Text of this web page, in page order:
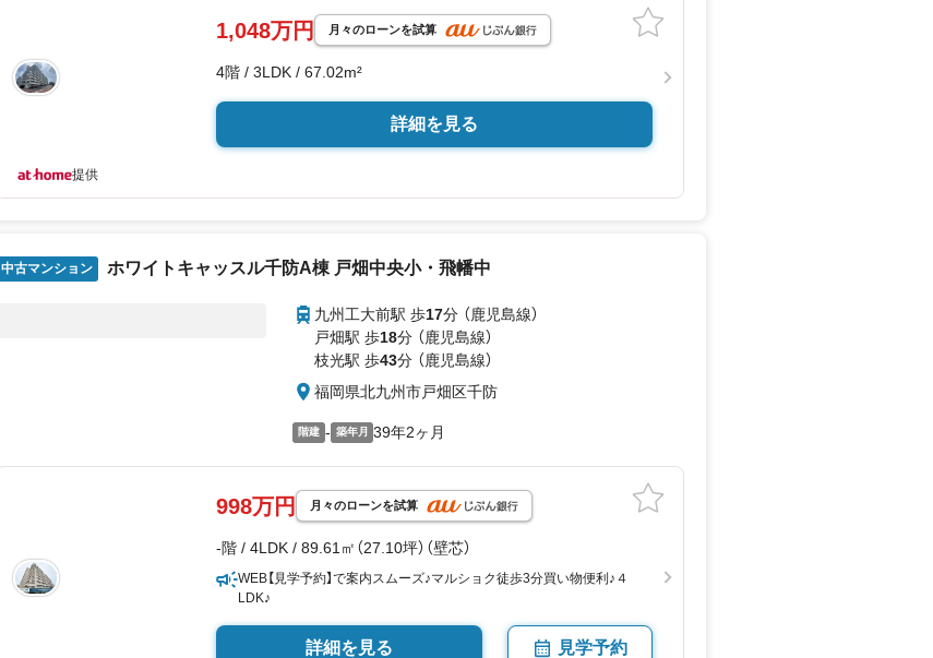
1,048万円 月々のローンを試算
4階 / 3LDK / 67.02m²
詳細を見る
提供
中古マンション ホワイトキャッスル千防A棟 戸畑中央小・飛幡中
九州工大前駅 歩17分 （鹿児島線）
戸畑駅 歩18分 （鹿児島線）
枝光駅 歩43分 （鹿児島線）
福岡県北九州市戸畑区千防
階建 - 築年月 39年2ヶ月
998万円 月々のローンを試算
-階 / 4LDK / 89.61㎡（27.10坪）（壁芯）
WEB【見学予約】で案内スムーズ♪マルショク徒歩3分買い物便利♪４
LDK♪
詳細を見る 見学予約